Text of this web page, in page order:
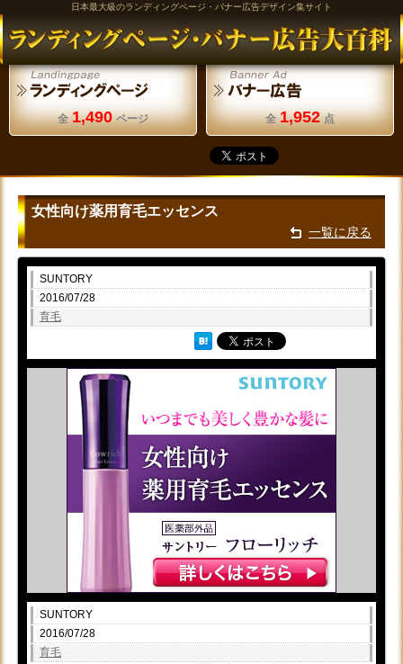
日本最大級のランディングページ・バナー広告デザイン集サイト
全 1,490 ページ 全 1,952 点
女性向け薬用育毛エッセンス
一覧に戻る
SUNTORY
2016/07/28
育毛
SUNTORY
2016/07/28
育毛